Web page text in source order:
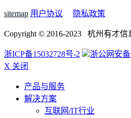
sitemap 用户协议 隐私政策
Copyright © 2016-2023 杭州有才信
浙ICP备15032728号-2
浙公网安备
X 关闭
产品与服务
解决方案
互联网/IT行业